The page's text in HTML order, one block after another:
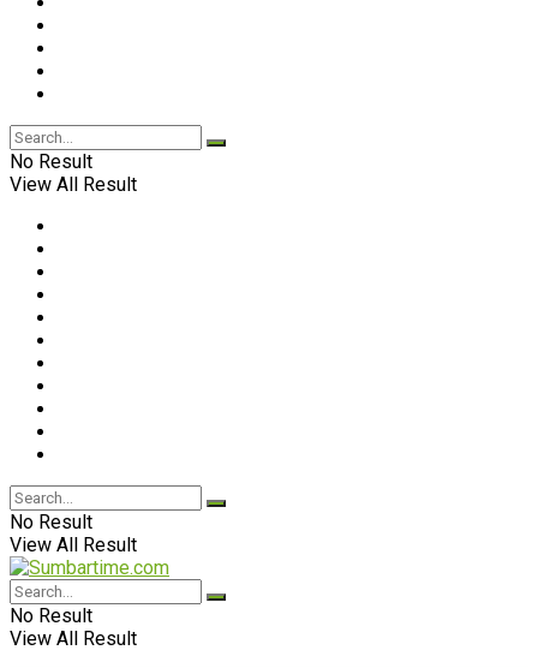
No Result
View All Result
No Result
View All Result
No Result
View All Result